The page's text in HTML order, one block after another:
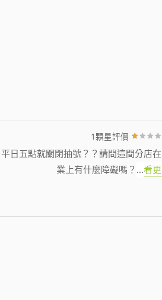
1顆星評價
平日五點就關閉抽號？？請問這間分店
業上有什麼障礙嗎？ ...看